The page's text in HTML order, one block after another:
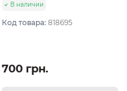
В наличии
Код товара: 818695
700 грн.